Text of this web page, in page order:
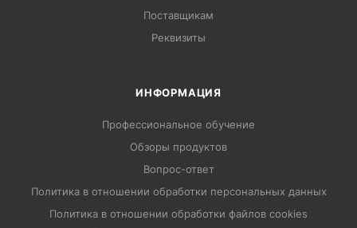
Поставщикам
Реквизиты
ИНФОРМАЦИЯ
Профессиональное обучение
Обзоры продуктов
Вопрос-ответ
Политика в отношении обработки персональных данных
Политика в отношении обработки файлов cookies